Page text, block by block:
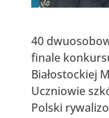
40
finale
Białostockiej
Uczniowie
Polski